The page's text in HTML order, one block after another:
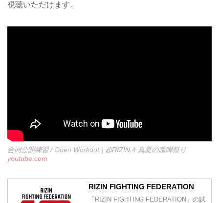
視聴いただけます。
合同公開練習 / Open Workout | 超RIZIN.4 真夏の喧嘩祭り
youtube.com
RIZIN FIGHTING FEDERATION
「RIZIN FIGHTING FEDERATION」の試